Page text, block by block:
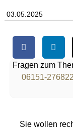
03.05.2025
Fragen zum
06151-
Sie wollen